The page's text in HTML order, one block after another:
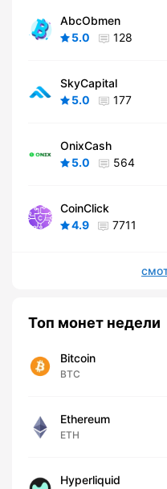
AbcObmen
5.0
128
SkyCapital
5.0
177
OnixCash
5.0
564
CoinClick
4.9
7711
Топ монет недели
Bitcoin
BTC
Ethereum
ETH
Hyperliquid